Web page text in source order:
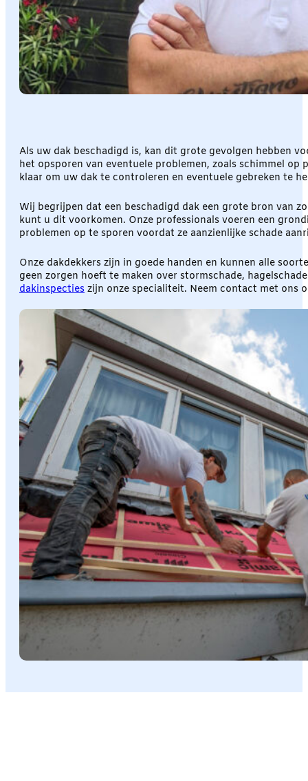
Als uw dak beschadigd is, kan dit grote gevolgen hebben
het opsporen van eventuele problemen, zoals schimmel
klaar om uw dak te controleren en eventuele gebreken te
Wij begrijpen dat een beschadigd dak een grote bron van
kunt u dit voorkomen. Onze professionals voeren een
problemen op te sporen voordat ze aanzienlijke schade
Onze dakdekkers zijn in goede handen en kunnen alle
geen zorgen hoeft te maken over stormschade,
dakinspecties zijn onze specialiteit. Neem contact met ons